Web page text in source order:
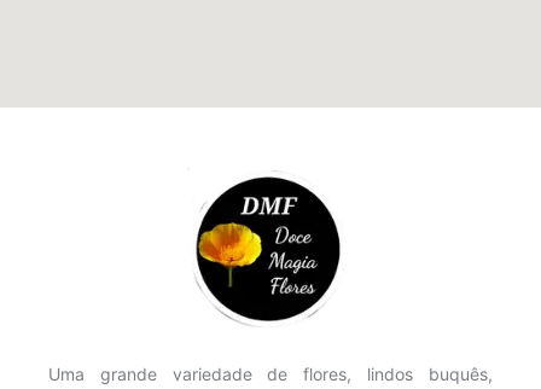
Uma grande variedade de flores, lindos buquês,